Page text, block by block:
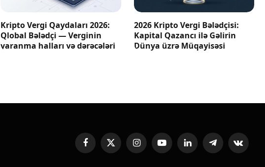
Kripto Vergi Qaydaları 2026:
Qlobal Bələdçi — Verginin
yaranma halları və dərəcələri
2026 Kripto Vergi Bələdçisi:
Kapital Qazancı ilə Gəlirin
Dünya üzrə Müqayisəsi
FacebookX
(Twitter)
InstagramYouTubeLinkedInTelegramVKontakte